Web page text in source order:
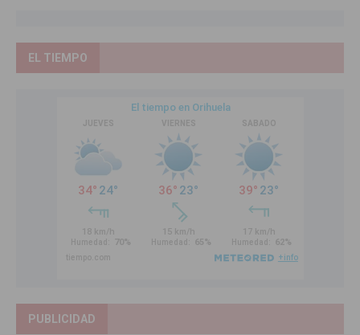
EL TIEMPO
PUBLICIDAD